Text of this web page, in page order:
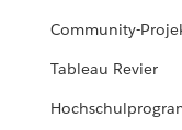
Community-
Tableau Revier